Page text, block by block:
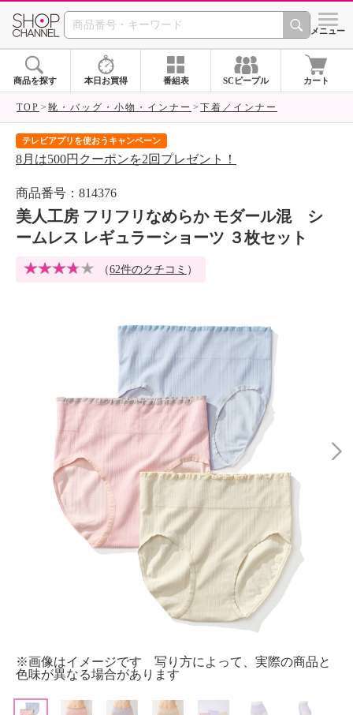
SHOP CHANNEL シメニュー
商品を探す 本日お買得 番組表 SCピープル カート
TOP 靴・バッグ・小物・インナー 下着／インナー
テレビアプリを使おうキャンペーン
8月は500円クーポンを2回プレゼント！
商品番号：814376
美人工房 フリフリなめらか モダール混 シ
ームレス レギュラーショーツ ３枚セット
（62件のクチコミ ）
※画像はイメージです 写り方によって、実際の商品と
色味が異なる場合があります